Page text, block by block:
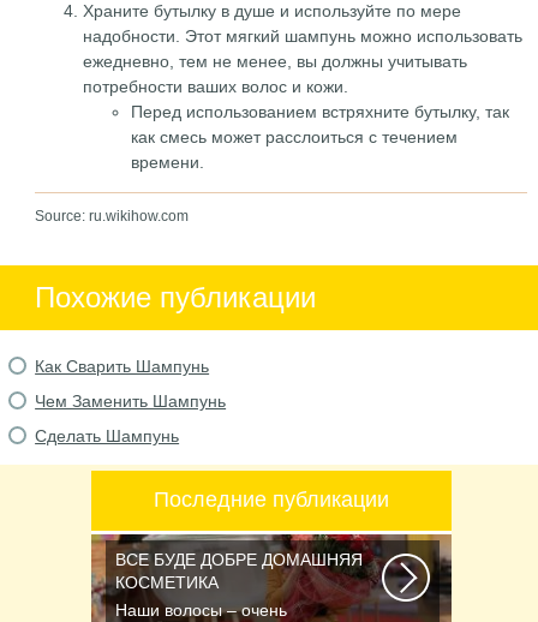
Храните бутылку в душе и используйте по мере
надобности. Этот мягкий шампунь можно использовать
ежедневно, тем не менее, вы должны учитывать
потребности ваших волос и кожи.
Перед использованием встряхните бутылку, так
как смесь может расслоиться с течением
времени.
Source: ru.wikihow.com
Похожие публикации
Как Сварить Шампунь
Чем Заменить Шампунь
Сделать Шампунь
Последние публикации
ВСЕ БУДЕ ДОБРЕ ДОМАШНЯЯ
КОСМЕТИКА
Наши волосы – очень